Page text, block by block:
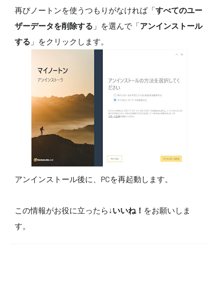
再びノートンを使うつもりがなければ「すべてのユー
ザーデータを削除する 」を選んで「アンインストール
する 」をクリックします。
アンインストール後に、PCを再起動します。
この情報がお役に立ったら↓いいね！ をお願いしま
す。